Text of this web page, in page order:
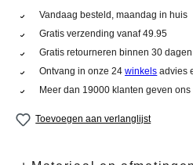
Vandaag besteld, maandag in huis
Gratis verzending vanaf 49.95
Gratis retourneren binnen 30 dagen
Ontvang in onze 24winkels advies
Meer dan 19000 klanten geven
Toevoegen aan verlanglijst